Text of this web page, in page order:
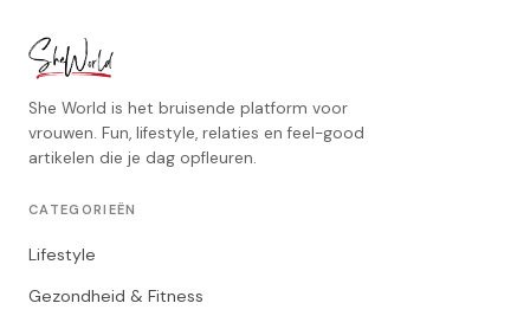
She World is het bruisende platform voor
vrouwen. Fun, lifestyle, relaties en feel-good
artikelen die je dag opfleuren.
CATEGORIEËN
Lifestyle
Gezondheid & Fitness